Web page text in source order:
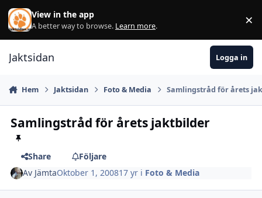
Hoppa till innehåll
View in the app
A better way to browse. Learn more. ×
Jaktsidan Logga in
Hem Jaktsidan Foto & Media Samlingstråd för årets
Samlingstråd för årets jaktbilder
Share
Följare
Av JämtaOktober 1, 200817 yr i Foto & Media